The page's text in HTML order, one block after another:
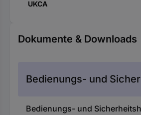
UKCA
Dokumente & Downloads
Bedienungs- und
Bedienungs- und